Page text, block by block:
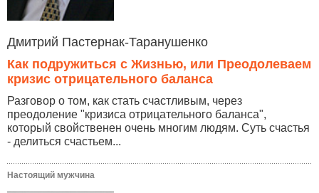
Дмитрий Пастернак-Таранушенко
Как подружиться с Жизнью, или Преодолеваем
кризис отрицательного баланса
Разговор о том, как стать счастливым, через
преодоление "кризиса отрицательного баланса",
который свойственен очень многим людям. Суть счастья
- делиться счастьем...
Настоящий мужчина